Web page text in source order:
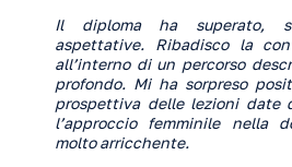
Il diploma ha superato,
aspettative. Ribadisco la
all’interno di un percorso
profondo. Mi ha sorpreso
prospettiva delle lezioni date
l’approccio femminile nella
molto arricchente.